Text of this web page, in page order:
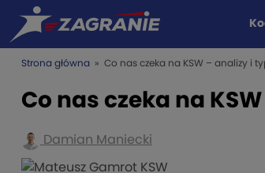
Strona główna » Co nas czeka na KSW – analizy i
Co nas czeka na
Damian Maniecki